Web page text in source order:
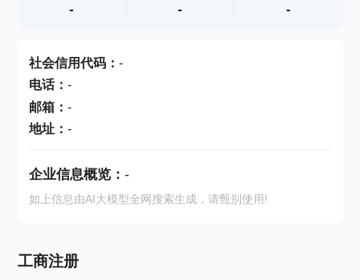
查产地
- - -
社会信用代码： -
电话： -
邮箱： -
地址： -
企业信息概览： -
如上信息由AI大模型全网搜索生成，请甄别使用!
工商注册